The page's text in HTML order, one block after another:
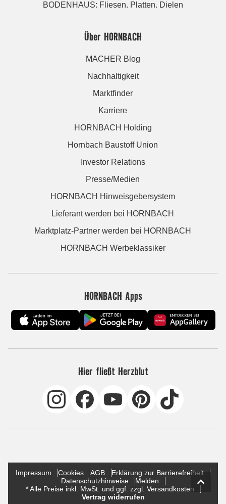
BODENHAUS: Fliesen. Platten. Dielen
Über HORNBACH
MACHER Blog
Nachhaltigkeit
Marktfinder
Karriere
HORNBACH Holding
Hornbach Baustoff Union
Investor Relations
Presse/Medien
HORNBACH Hinweisgebersystem
Lieferant werden bei HORNBACH
Marktplatz-Partner werden bei HORNBACH
HORNBACH Werbeklassiker
HORNBACH Apps
Hier fließt Herzblut
Impressum Cookies AGB
Erklärung zur Barrierefreiheit
Datenschutzhinweise
Melden
* Alle Preise inkl. MwSt. und ggf. zzgl. Versandkosten
Vertrag widerrufen